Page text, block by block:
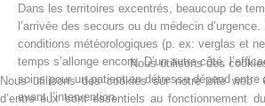
Histoire de l'association
Dans les territoires excentrés, beaucoup de
l’arrivée des secours ou du médecin
conditions météorologiques (p. ex: verglas et
temps s’allonge encore. D’un autre côté,
soins pour un patient en détresse dépend entre
avant l’intervention.
Nous utilisons des
Nous utilisons des cookies sur notre site web.
d’entre eux sont essentiels au fonctionnement